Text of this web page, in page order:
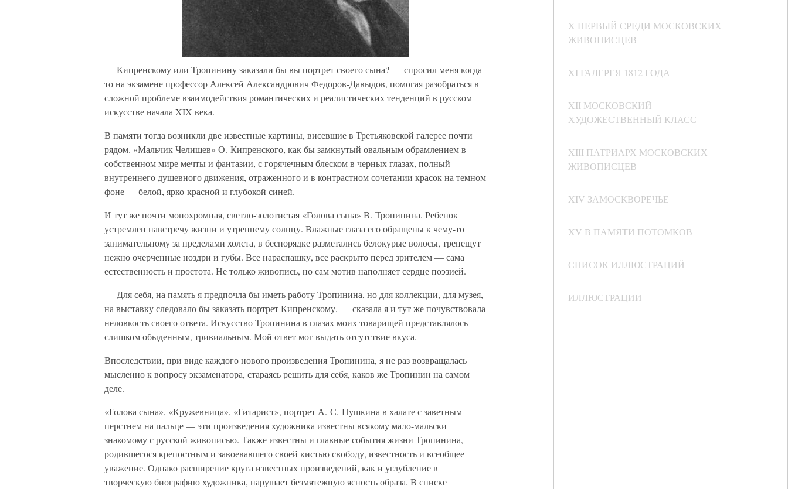
X ПЕРВЫЙ СРЕДИ МОСКОВСКИХ
ЖИВОПИСЦЕВ
XI ГАЛЕРЕЯ 1812 ГОДА
XII МОСКОВСКИЙ
ХУДОЖЕСТВЕННЫЙ КЛАСС
XIII ПАТРИАРХ МОСКОВСКИХ
ЖИВОПИСЦЕВ
XIV ЗАМОСКВОРЕЧЬЕ
XV В ПАМЯТИ ПОТОМКОВ
СПИСОК ИЛЛЮСТРАЦИЙ
ИЛЛЮСТРАЦИИ
— Кипренскому или Тропинину заказали бы вы портрет своего сына? — спросил меня когда-
то на экзамене профессор Алексей Александрович Федоров-Давыдов, помогая разобраться в
сложной проблеме взаимодействия романтических и реалистических тенденций в русском
искусстве начала XIX века.
В памяти тогда возникли две известные картины, висевшие в Третьяковской галерее почти
рядом. «Мальчик Челищев» О. Кипренского, как бы замкнутый овальным обрамлением в
собственном мире мечты и фантазии, с горячечным блеском в черных глазах, полный
внутреннего душевного движения, отраженного и в контрастном сочетании красок на темном
фоне — белой, ярко-красной и глубокой синей.
И тут же почти монохромная, светло-золотистая «Голова сына» В. Тропинина. Ребенок
устремлен навстречу жизни и утреннему солнцу. Влажные глаза его обращены к чему-то
занимательному за пределами холста, в беспорядке разметались белокурые волосы, трепещут
нежно очерченные ноздри и губы. Все нараспашку, все раскрыто перед зрителем — сама
естественность и простота. Не только живопись, но сам мотив наполняет сердце поэзией.
— Для себя, на память я предпочла бы иметь работу Тропинина, но для коллекции, для музея,
на выставку следовало бы заказать портрет Кипренскому, — сказала я и тут же почувствовала
неловкость своего ответа. Искусство Тропинина в глазах моих товарищей представлялось
слишком обыденным, тривиальным. Мой ответ мог выдать отсутствие вкуса.
Впоследствии, при виде каждого нового произведения Тропинина, я не раз возвращалась
мысленно к вопросу экзаменатора, стараясь решить для себя, каков же Тропинин на самом
деле.
«Голова сына», «Кружевница», «Гитарист», портрет А. С. Пушкина в халате с заветным
перстнем на пальце — эти произведения художника известны всякому мало-мальски
знакомому с русской живописью. Также известны и главные события жизни Тропинина,
родившегося крепостным и завоевавшего своей кистью свободу, известность и всеобщее
уважение. Однако расширение круга известных произведений, как и углубление в
творческую биографию художника, нарушает безмятежную ясность образа. В списке